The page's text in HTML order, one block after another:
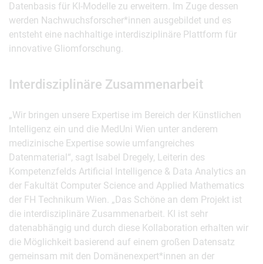
Datenbasis für KI-Modelle zu erweitern. Im Zuge dessen
werden Nachwuchsforscher*innen ausgebildet und es
entsteht eine nachhaltige interdisziplinäre Plattform für
innovative Gliomforschung.
Interdisziplinäre Zusammenarbeit
„Wir bringen unsere Expertise im Bereich der Künstlichen
Intelligenz ein und die MedUni Wien unter anderem
medizinische Expertise sowie umfangreiches
Datenmaterial“, sagt Isabel Dregely, Leiterin des
Kompetenzfelds Artificial Intelligence & Data Analytics an
der Fakultät Computer Science and Applied Mathematics
der FH Technikum Wien. „Das Schöne an dem Projekt ist
die interdisziplinäre Zusammenarbeit. KI ist sehr
datenabhängig und durch diese Kollaboration erhalten wir
die Möglichkeit basierend auf einem großen Datensatz
gemeinsam mit den Domänenexpert*innen an der